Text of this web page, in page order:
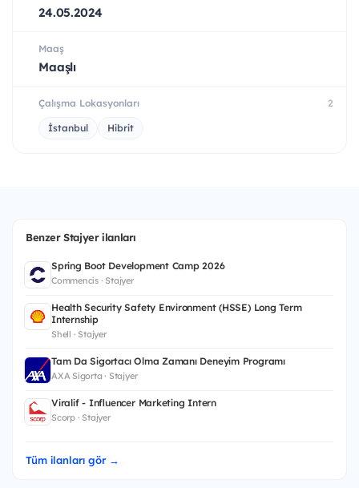
24.05.2024
Maaş
Maaşlı
Çalışma Lokasyonları 2
İstanbul Hibrit
Benzer Stajyer ilanları
Spring Boot Development Camp 2026
Commencis · Stajyer
Health Security Safety Environment (HSSE) Long Term
Internship
Shell · Stajyer
Tam Da Sigortacı Olma Zamanı Deneyim Programı
AXA Sigorta · Stajyer
Viralif - Influencer Marketing Intern
Scorp · Stajyer
Tüm ilanları gör →